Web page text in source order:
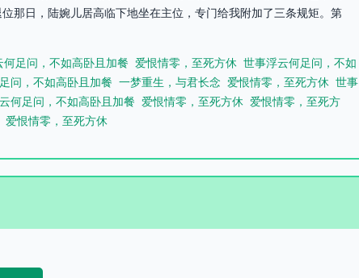
那日，陆婉儿居高临下地坐在主位，专门给我附加了三条规矩。第
何足问，不如高卧且加餐 爱恨情零，至死方休 世事浮云何足问，不如
问，不如高卧且加餐 一梦重生，与君长念 爱恨情零，至死方休 世事
何足问，不如高卧且加餐 爱恨情零，至死方休 爱恨情零，至死方
爱恨情零，至死方休